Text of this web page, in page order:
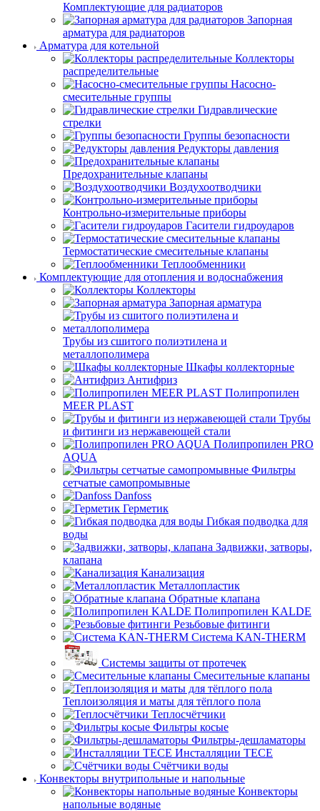
Комплектующие для радиаторов
Запорная
арматура для радиаторов
Арматура для котельной
Коллекторы
распределительные
Насосно-
смесительные группы
Гидравлические
стрелки
Группы безопасности
Редукторы давления
Предохранительные клапаны
Воздухоотводчики
Контрольно-измерительные приборы
Гасители гидроударов
Термостатические смесительные клапаны
Теплообменники
Комплектующие для отопления и водоснабжения
Коллекторы
Запорная арматура
Трубы из сшитого полиэтилена и
металлополимера
Шкафы коллекторные
Антифриз
Полипропилен
MEER PLAST
Трубы
и фитинги из нержавеющей стали
Полипропилен PRO
AQUA
Фильтры
сетчатые самопромывные
Danfoss
Герметик
Гибкая подводка для
воды
Задвижки, затворы,
клапана
Канализация
Металлопластик
Обратные клапана
Полипропилен KALDE
Резьбовые фитинги
Система KAN-THERM
Системы защиты от протечек
Смесительные клапаны
Теплоизоляция и маты для тёплого пола
Теплосчётчики
Фильтры косые
Фильтры-дешламаторы
Инсталляции TECE
Счётчики воды
Конвекторы внутрипольные и напольные
Конвекторы
напольные водяные